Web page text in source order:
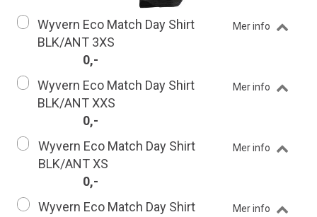
Wyvern Eco Match Day Shirt
BLK/ANT 3XS
Mer info
0,-
Wyvern Eco Match Day Shirt
BLK/ANT XXS
Mer info
0,-
Wyvern Eco Match Day Shirt
BLK/ANT XS
Mer info
0,-
Wyvern Eco Match Day Shirt
Mer info